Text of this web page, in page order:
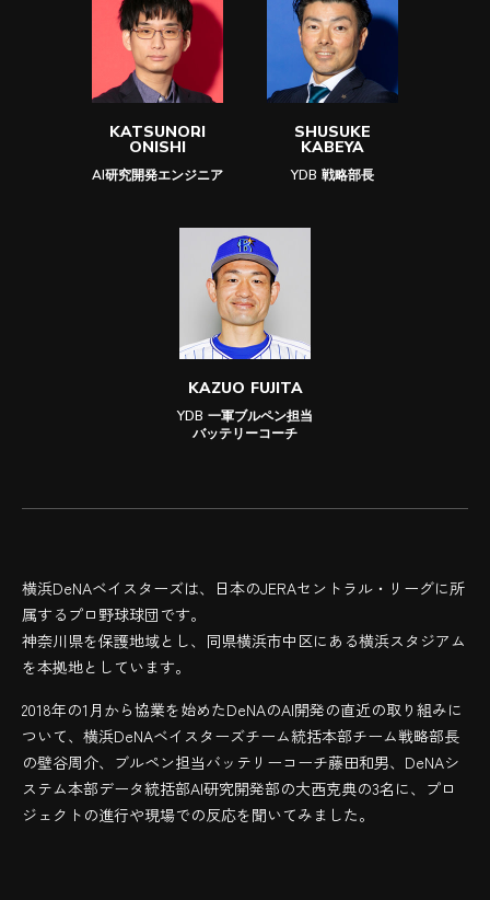
KATSUNORI
ONISHI
AI研究開発エンジニア
SHUSUKE
KABEYA
YDB 戦略部長
KAZUO FUJITA
YDB 一軍ブルペン担当
バッテリーコーチ
横浜DeNAベイスターズは、日本のJERAセントラル・リーグに所
属するプロ野球球団です。
神奈川県を保護地域とし、同県横浜市中区にある横浜スタジアム
を本拠地としています。
2018年の1月から協業を始めたDeNAのAI開発の直近の取り組みに
ついて、横浜DeNAベイスターズチーム統括本部チーム戦略部長
の壁谷周介、ブルペン担当バッテリーコーチ藤田和男、DeNAシ
ステム本部データ統括部AI研究開発部の大西克典の3名に、プロ
ジェクトの進行や現場での反応を聞いてみました。